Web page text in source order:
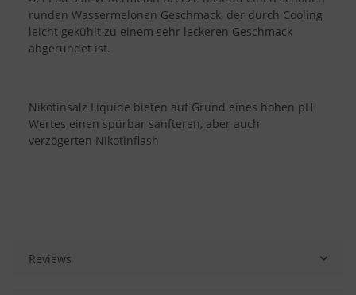
runden Wassermelonen Geschmack, der durch Cooling
leicht gekühlt zu einem sehr leckeren Geschmack
abgerundet ist.
Nikotinsalz Liquide bieten auf Grund eines hohen pH
Wertes einen spürbar sanfteren, aber auch
verzögerten Nikotinflash
Reviews